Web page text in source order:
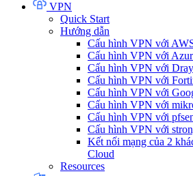
VPN
Quick Start
Hướng dẫn
Cấu hình VPN với
Cấu hình VPN với
Cấu hình VPN với
Cấu hình VPN với
Cấu hình VPN với
Cấu hình VPN với
Cấu hình VPN với
Cấu hình VPN với
Kết nối mạng của 2
Cloud
Resources